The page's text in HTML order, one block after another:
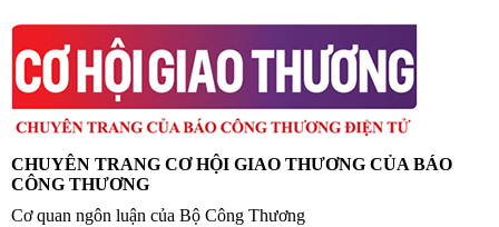
CHUYÊN TRANG CƠ HỘI GIAO THƯƠNG CỦA BÁO
CÔNG THƯƠNG
Cơ quan ngôn luận của Bộ Công Thương